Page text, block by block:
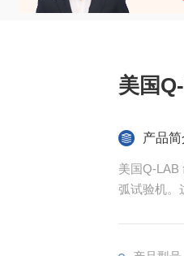
美国
产品简
美国Q-LAB
弧试验机。